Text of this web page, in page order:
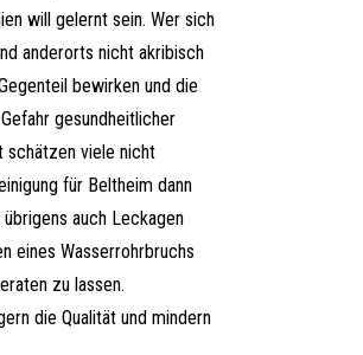
will gelernt sein. Wer sich
anderorts nicht akribisch
bewirken und die
gesundheitlicher
schätzen viele nicht
für Beltheim dann
auch Leckagen
eines Wasserrohrbruchs
zu lassen.
die Qualität und mindern